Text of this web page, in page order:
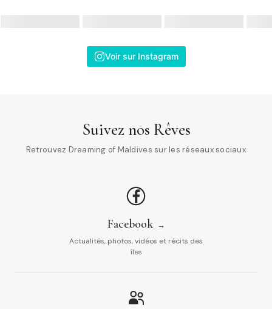
Voir sur Instagram
Suivez nos Rêves
Retrouvez Dreaming of Maldives sur les réseaux sociaux
Facebook
Actualités, photos, vidéos et récits des
îles